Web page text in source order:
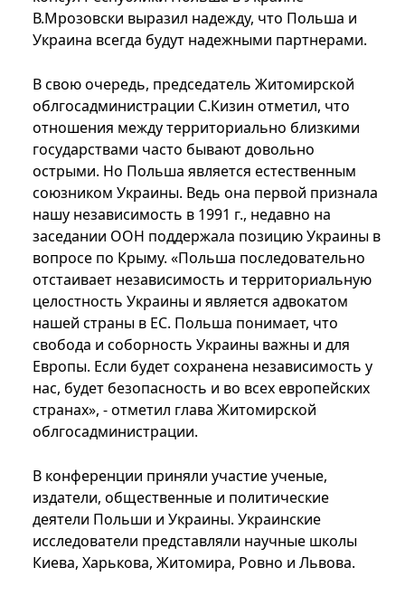
В.Мрозовски выразил надежду, что Польша и
Украина всегда будут надежными партнерами.
В свою очередь, председатель Житомирской
облгосадминистрации С.Кизин отметил, что
отношения между территориально близкими
государствами часто бывают довольно
острыми. Но Польша является естественным
союзником Украины. Ведь она первой признала
нашу независимость в 1991 г., недавно на
заседании ООН поддержала позицию Украины в
вопросе по Крыму. «Польша последовательно
отстаивает независимость и территориальную
целостность Украины и является адвокатом
нашей страны в ЕС. Польша понимает, что
свобода и соборность Украины важны и для
Европы. Если будет сохранена независимость у
нас, будет безопасность и во всех европейских
странах», - отметил глава Житомирской
облгосадминистрации.
В конференции приняли участие ученые,
издатели, общественные и политические
деятели Польши и Украины. Украинские
исследователи представляли научные школы
Киева, Харькова, Житомира, Ровно и Львова.